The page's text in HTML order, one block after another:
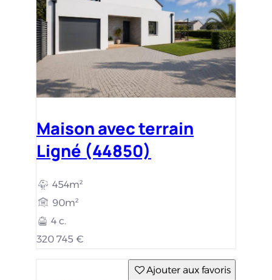
Maison avec terrain
Ligné (44850)
454m²
90m²
4 c.
320 745 €
Ajouter aux favoris